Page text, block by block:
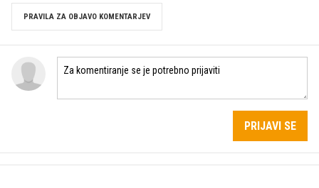
PRAVILA ZA OBJAVO KOMENTARJEV
PRIJAVI SE